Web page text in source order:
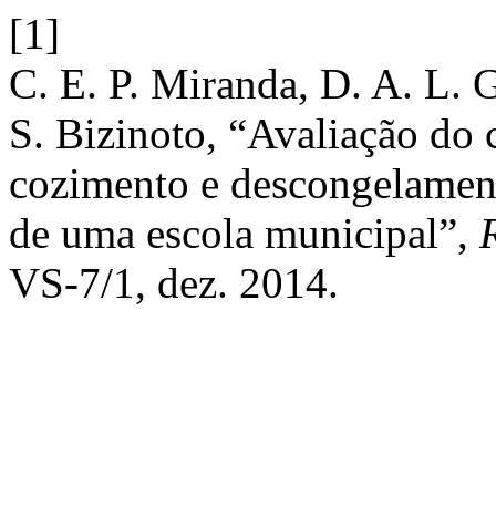
[1]
C. E. P. Miranda, D. A. L.
S. Bizinoto, “Avaliação do
cozimento e
de uma escola municipal”,
VS-7/1, dez. 2014.